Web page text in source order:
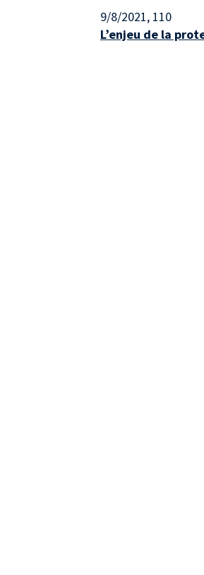
9/8/2021, 110
L’enjeu de la